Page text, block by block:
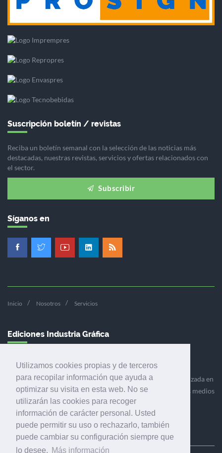
Utilizamos cookies propias y de terceros
para recopilar información que ayuda a
optimizar su visita en esta web. No se
utilizarán las cookies para recoger
información de carácter personal. Usted
puede permitir su uso o rechazarlo, también
puede cambiar su configuración siempre que
lo desee. Más información
Suscripción boletín / revistas
Reciba un boletín semanal con la selección de las noticias más
destacadas, nuestras revistas, servicios y ofertas relacionados con
el sector.
Subscribir
Síganos en
Inicio Nosotros Servicios
Ediciones Industria Gráfica
Ediciones Industria Gráfica es una empresa editora especializada en
el mercado de la comunicación gráfica que engloba diversos medios
profesionales especializados en el mercado gráfico, la
comunicación visual y el envasado.